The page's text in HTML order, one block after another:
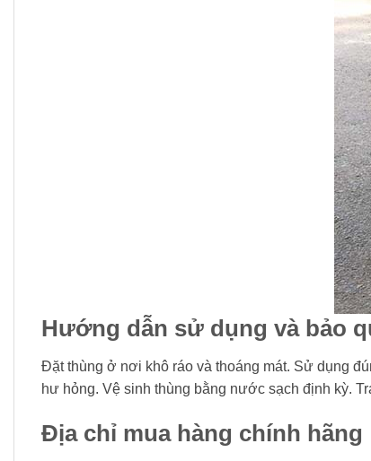
Hướng dẫn sử dụng và bảo
Đặt thùng ở nơi khô ráo và thoáng mát. Sử dụng
hư hỏng. Vệ sinh thùng bằng nước sạch định kỳ.
Địa chỉ mua hàng chính hãng